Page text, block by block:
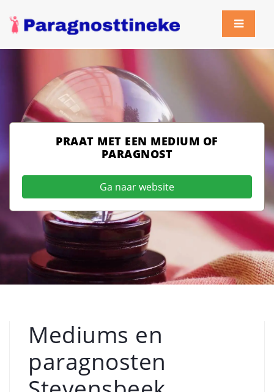
PRAAT MET EEN MEDIUM OF
PARAGNOST
Ga naar website
Mediums en
paragnosten